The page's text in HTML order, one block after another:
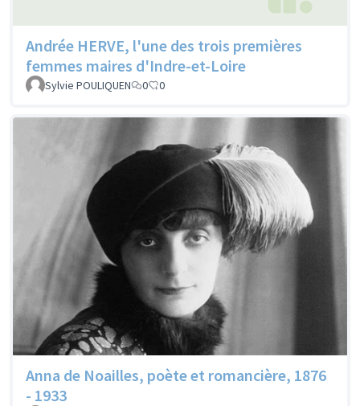
Andrée HERVE, l'une des trois premières
femmes maires d'Indre-et-Loire
Sylvie POULIQUEN 0 0
Anna de Noailles, poète et romancière, 1876
- 1933